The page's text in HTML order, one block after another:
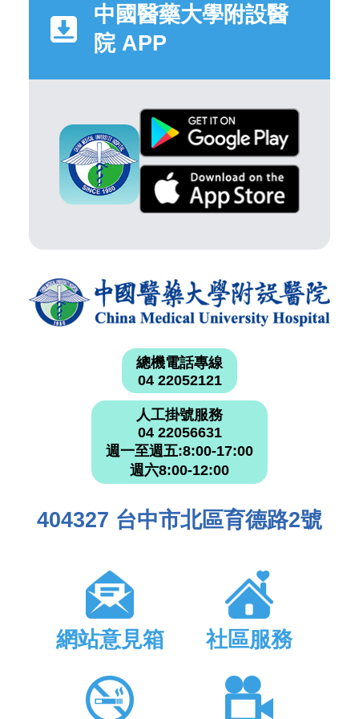
中國醫藥大學附設醫
院 APP
總機電話專線
04 22052121
人工掛號服務
04 22056631
週一至週五:8:00-17:00
週六8:00-12:00
404327 台中市北區育德路2號
網站意見箱 社區服務